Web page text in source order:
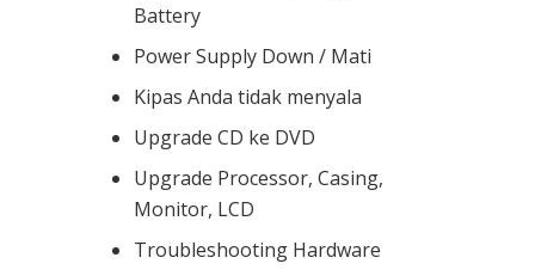
Battery
Power Supply Down / Mati
Kipas Anda tidak menyala
Upgrade CD ke DVD
Upgrade Processor, Casing,
Monitor, LCD
Troubleshooting Hardware